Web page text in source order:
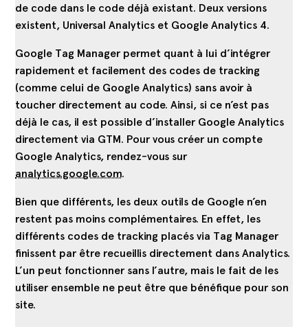
de code dans le code déjà existant. Deux versions
existent, Universal Analytics et Google Analytics 4.
Google Tag Manager permet quant à lui d’intégrer
rapidement et facilement des codes de tracking
(comme celui de Google Analytics) sans avoir à
toucher directement au code. Ainsi, si ce n’est pas
déjà le cas, il est possible d’installer Google Analytics
directement via GTM. Pour vous créer un compte
Google Analytics, rendez-vous sur
analytics.google.com.
Bien que différents, les deux outils de Google n’en
restent pas moins complémentaires. En effet, les
différents codes de tracking placés via Tag Manager
finissent par être recueillis directement dans Analytics.
L’un peut fonctionner sans l’autre, mais le fait de les
utiliser ensemble ne peut être que bénéfique pour son
site.